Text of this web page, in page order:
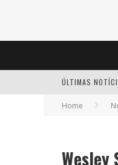
ÚLTIMAS
Home
Wesley